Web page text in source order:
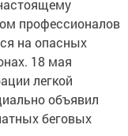
профессионалов
на опасных
18 мая
легкой
объявил
беговых